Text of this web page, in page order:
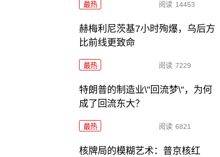
最热 阅读 14453
赫梅利尼茨基7小时殉爆，乌后方
比前线更致命
最热 阅读 7229
特朗普的制造业\"回流梦\"，为何
成了回流东大？
最热 阅读 6821
核牌局的模糊艺术：普京核红